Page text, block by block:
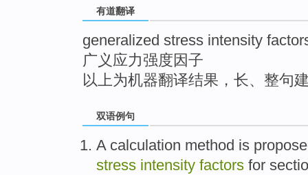
有道翻译
generalized stress intensity
广义应力强度因子
以上为机器翻译结果，长、整句
双语例句
A calculation method is
stress intensity factors for